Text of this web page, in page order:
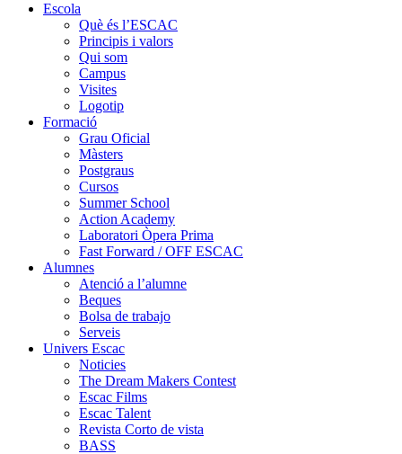
Escola
Què és l’ESCAC
Principis i valors
Qui som
Campus
Visites
Logotip
Formació
Grau Oficial
Màsters
Postgraus
Cursos
Summer School
Action Academy
Laboratori Òpera Prima
Fast Forward / OFF ESCAC
Alumnes
Atenció a l’alumne
Beques
Bolsa de trabajo
Serveis
Univers Escac
Noticies
The Dream Makers Contest
Escac Films
Escac Talent
Revista Corto de vista
BASS